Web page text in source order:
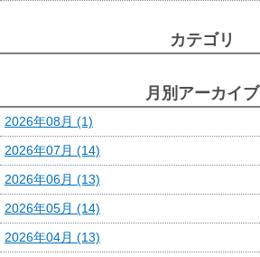
カテゴリ
月別アーカイブ
2026年08月 (1)
2026年07月 (14)
2026年06月 (13)
2026年05月 (14)
2026年04月 (13)